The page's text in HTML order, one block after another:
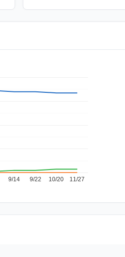
9/14 9/22 10/20 11/27